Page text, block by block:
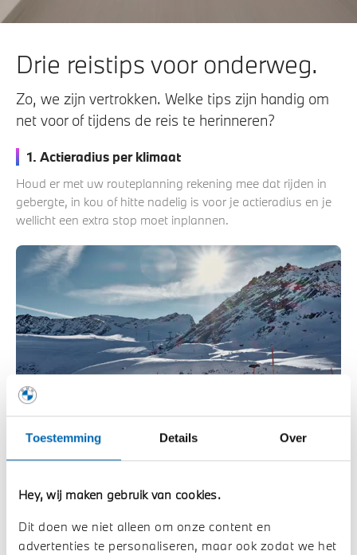
Toestemming Details Over
Hey, wij maken gebruik van cookies.
Dit doen we niet alleen om onze content en
advertenties te personaliseren, maar ook zodat we het
Drie reistips voor onderweg.
Zo, we zijn vertrokken. Welke tips zijn handig om
net voor of tijdens de reis te herinneren?
1. Actieradius per klimaat
Houd er met uw routeplanning rekening mee dat rijden in
gebergte, in kou of hitte nadelig is voor je actieradius en je
wellicht een extra stop moet inplannen.
2. Regeneratief remmen